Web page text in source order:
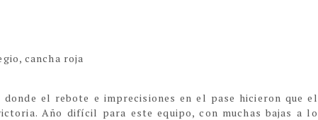
cancha roja
el rebote e imprecisiones en el pase hicieron que el
Año difícil para este equipo, con muchas bajas a lo